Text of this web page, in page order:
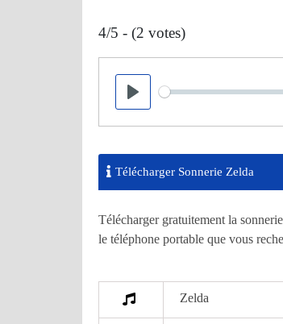
4/5 - (2 votes)
Play
Seek
Télécharger Sonnerie Zelda
Télécharger gratuitement la
le téléphone portable que vous
Zelda